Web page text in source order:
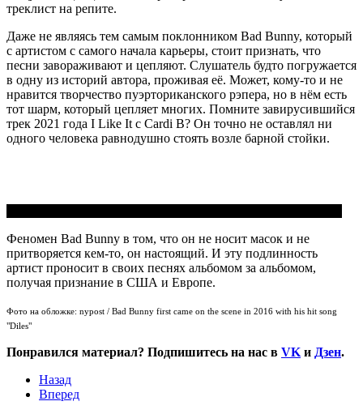
треклист на репите.
Даже не являясь тем самым поклонником Bad Bunny, который
с артистом с самого начала карьеры, стоит признать, что
песни завораживают и цепляют. Слушатель будто погружается
в одну из историй автора, проживая её. Может, кому-то и не
нравится творчество пуэрториканского рэпера, но в нём есть
тот шарм, который цепляет многих. Помните завирусившийся
трек 2021 года I Like It с Cardi B? Он точно не оставлял ни
одного человека равнодушно стоять возле барной стойки.
Феномен Bad Bunny в том, что он не носит масок и не
притворяется кем-то, он настоящий. И эту подлинность
артист проносит в своих песнях альбомом за альбомом,
получая признание в США и Европе.
Фото на обложке: nypost / Bad Bunny first came on the scene in 2016 with his hit song
"Diles"
Понравился материал? Подпишитесь на нас в VKи Дзен.
Назад
Вперед